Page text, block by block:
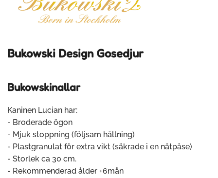
Bukowski Design Gosedjur
Bukowskinallar
Kaninen Lucian har:
- Broderade ögon
- Mjuk stoppning (följsam hållning)
- Plastgranulat för extra vikt (säkrade i en nätpåse)
- Storlek ca 30 cm.
- Rekommenderad ålder +6mån